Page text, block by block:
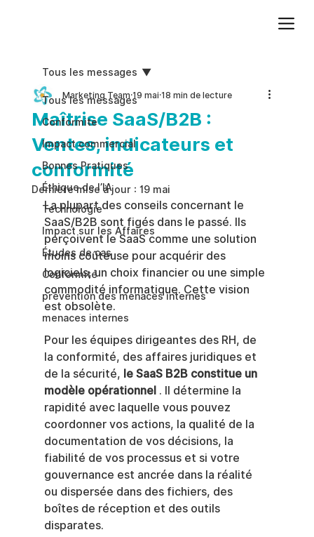
Tous les messages
Conformite
Impact commercial
Bonnes Pratiques
Éthique de l’IA
Technologie
Impact sur les Affaires
Études de cas
Conformité
prévention des menaces internes
menaces internes
Tous les messages
Maîtrise SaaS/B2B :
Ventes, indicateurs et
conformité
Marketing Team 19 mai 18 min de lecture
Dernière mise à jour : 19 mai
La plupart des conseils concernant le
SaaS/B2B sont figés dans le passé. Ils
perçoivent le SaaS comme une solution
moins coûteuse pour acquérir des
logiciels, un choix financier ou une simple
commodité informatique. Cette vision
est obsolète.
Pour les équipes dirigeantes des RH, de
la conformité, des affaires juridiques et
de la sécurité, le SaaS B2B constitue un
modèle opérationnel . Il détermine la
rapidité avec laquelle vous pouvez
coordonner vos actions, la qualité de la
documentation de vos décisions, la
fiabilité de vos processus et si votre
gouvernance est ancrée dans la réalité
ou dispersée dans des fichiers, des
boîtes de réception et des outils
disparates.